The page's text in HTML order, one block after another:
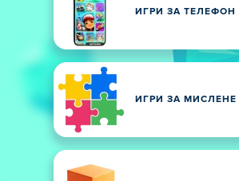
ИГРИ ЗА ТЕЛЕФОН
ИГРИ ЗА МИСЛЕНЕ